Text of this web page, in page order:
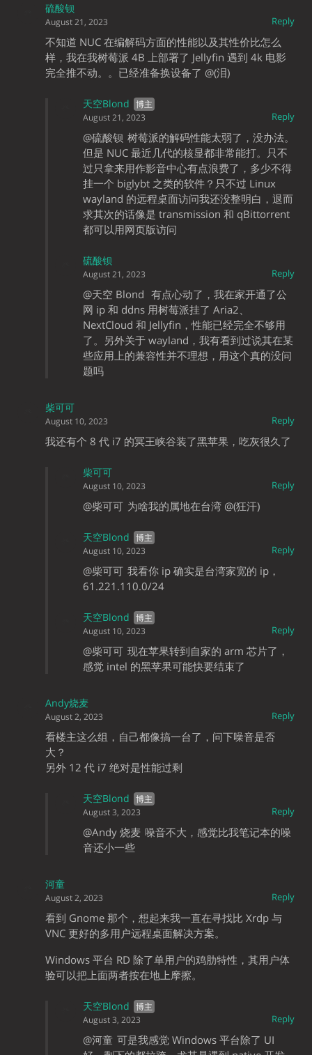
硫酸钡
Reply
August 21, 2023
不知道 NUC 在编解码方面的性能以及其性价比怎么
样，我在我树莓派 4B 上部署了 Jellyfin 遇到 4k 电影
完全推不动。。已经准备换设备了 @(泪)
天空Blond
Reply
August 21, 2023
@硫酸钡 树莓派的解码性能太弱了，没办法。
但是 NUC 最近几代的核显都非常能打。只不
过只拿来用作影音中心有点浪费了，多少不得
挂一个 biglybt 之类的软件？只不过 Linux
wayland 的远程桌面访问我还没整明白，退而
求其次的话像是 transmission 和 qBittorrent
都可以用网页版访问
硫酸钡
Reply
August 21, 2023
@天空 Blond 有点心动了，我在家开通了公
网 ip 和 ddns 用树莓派挂了 Aria2、
NextCloud 和 Jellyfin，性能已经完全不够用
了。另外关于 wayland，我有看到过说其在某
些应用上的兼容性并不理想，用这个真的没问
题吗
柴可可
Reply
August 10, 2023
我还有个 8 代 i7 的冥王峡谷装了黑苹果，吃灰很久了
柴可可
Reply
August 10, 2023
@柴可可 为啥我的属地在台湾 @(狂汗)
天空Blond
Reply
August 10, 2023
@柴可可 我看你 ip 确实是台湾家宽的 ip，
61.221.110.0/24
天空Blond
Reply
August 10, 2023
@柴可可 现在苹果转到自家的 arm 芯片了，
感觉 intel 的黑苹果可能快要结束了
Andy烧麦
Reply
August 2, 2023
看楼主这么组，自己都像搞一台了，问下噪音是否
大？
另外 12 代 i7 绝对是性能过剩
天空Blond
Reply
August 3, 2023
@Andy 烧麦 噪音不大，感觉比我笔记本的噪
音还小一些
河童
Reply
August 2, 2023
看到 Gnome 那个，想起来我一直在寻找比 Xrdp 与
VNC 更好的多用户远程桌面解决方案。
Windows 平台 RD 除了单用户的鸡肋特性，其用户体
验可以把上面两者按在地上摩擦。
天空Blond
Reply
August 3, 2023
@河童 可是我感觉 Windows 平台除了 UI